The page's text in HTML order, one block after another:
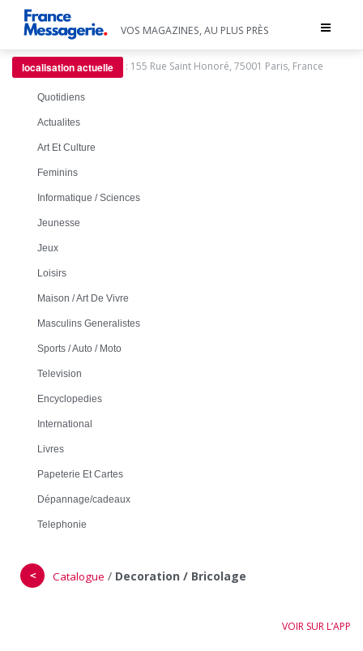
Toggle
VOS MAGAZINES, AU PLUS PRÈS
localisation actuelle : 155 Rue Saint Honoré, 75001 Paris, France
Quotidiens
Actualites
Art Et Culture
Feminins
Informatique / Sciences
Jeunesse
Jeux
Loisirs
Maison / Art De Vivre
Masculins Generalistes
Sports / Auto / Moto
Television
Encyclopedies
International
Livres
Papeterie Et Cartes
Dépannage/cadeaux
Telephonie
＜ Catalogue / Decoration / Bricolage
VOIR SUR L’APP